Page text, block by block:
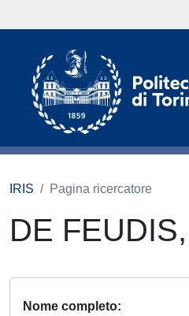
IRIS Pagina ricercatore
DE
Nome completo